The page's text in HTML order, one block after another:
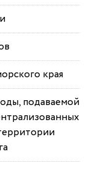
края
подаваемой